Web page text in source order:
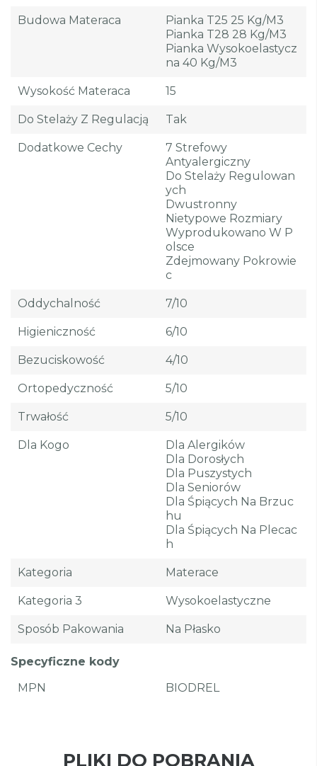
Budowa Materaca
Pianka T25 25 Kg/m3
Pianka T28 28 Kg/m3
Pianka Wysokoelastycz
Na 40 Kg/m3
Wysokość Materaca 15
Do Stelaży Z Regulacją Tak
Dodatkowe Cechy
7 Strefowy
Antyalergiczny
Do Stelaży Regulowan
Ych
Dwustronny
Nietypowe Rozmiary
Wyprodukowano W P
Olsce
Zdejmowany Pokrowie
C
Oddychalność 7/10
Higieniczność 6/10
Bezuciskowość 4/10
Ortopedyczność 5/10
Trwałość 5/10
Dla Kogo
Dla Alergików
Dla Dorosłych
Dla Puszystych
Dla Seniorów
Dla Śpiących Na Brzuc
Hu
Dla Śpiących Na Plecac
H
Kategoria Materace
Kategoria 3 Wysokoelastyczne
Sposób Pakowania Na Płasko
Specyficzne kody
MPN
BIODREL
PLIKI DO POBRANIA